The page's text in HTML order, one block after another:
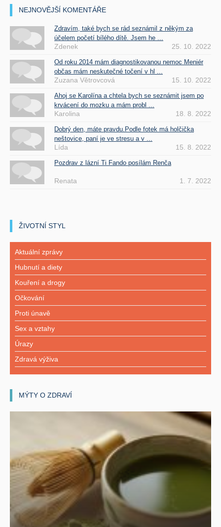
NEJNOVĚJŠÍ KOMENTÁŘE
Zdravím, také bych se rád seznámil z někým za
účelem početí bílého dítě. Jsem he ...
Zdenek 25. 10. 2022
Od roku 2014 mám diagnostikovanou nemoc Meniér
občas mám neskutečné točení v hl ...
Zuzana Větrovcová 15. 10. 2022
Ahoj se Karolína a chtela bych se seznámit jsem po
krvácení do mozku a mám probl ...
Karolina 18. 8. 2022
Dobrý den, máte pravdu.Podle fotek má holčička
neštovice, paní je ve stresu a v ...
Lída 15. 8. 2022
Pozdrav z lázní Ti Fando posílám Renča
Renata 1. 7. 2022
ŽIVOTNÍ STYL
Aktuální zprávy
Hubnutí a diety
Kouření a drogy
Očkování
Proti únavě
Sex a vztahy
Úrazy
Zdravá výživa
MÝTY O ZDRAVÍ